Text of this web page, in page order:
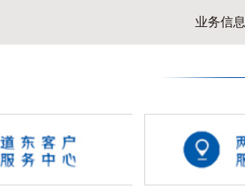
业务信息